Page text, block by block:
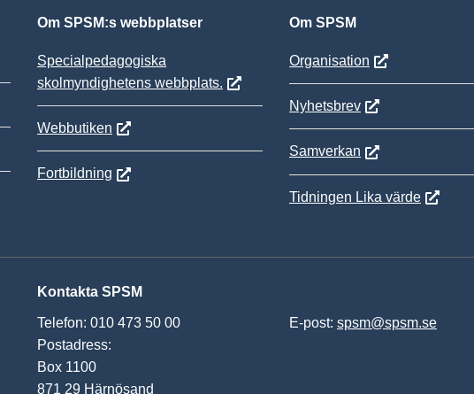
Om SPSM:s webbplatser
Specialpedagogiska
skolmyndighetens webbplats.
Webbutiken
Fortbildning
Om SPSM
Organisation
Nyhetsbrev
Samverkan
Tidningen Lika värde
Kontakta SPSM
Telefon: 010 473 50 00
Postadress:
Box 1100
871 29 Härnösand
E-post: spsm@spsm.se